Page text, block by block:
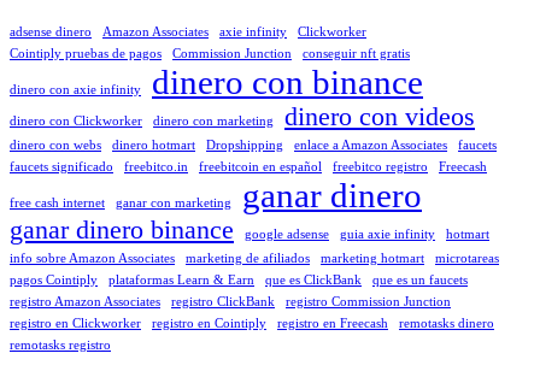
adsense dinero Amazon Associates axie infinity
Clickworker
Cointiply pruebas de pagos
Commission Junction conseguir nft gratis
dinero con axie infinity dinero con binance
dinero con Clickworker dinero con marketing dinero con videos
dinero con webs dinero hotmart Dropshipping enlace a Amazon Associates
faucets
faucets significado
freebitco.in freebitcoin en español freebitco registro Freecash
free cash internet ganar con marketing ganar dinero
ganar dinero binance google adsense guia axie infinity
hotmart
info sobre Amazon Associates
marketing de afiliados marketing hotmart
microtareas
pagos Cointiply
plataformas Learn & Earn que es ClickBank
que es un faucets
registro Amazon Associates
registro ClickBank
registro Commission Junction
registro en Clickworker
registro en Cointiply registro en Freecash
remotasks dinero
remotasks registro